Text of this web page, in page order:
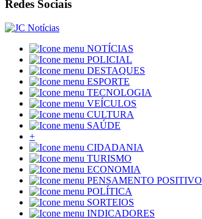
Redes Sociais
NOTÍCIAS
POLICIAL
DESTAQUES
ESPORTE
TECNOLOGIA
VEÍCULOS
CULTURA
SAÚDE
+
CIDADANIA
TURISMO
ECONOMIA
PENSAMENTO POSITIVO
POLÍTICA
SORTEIOS
INDICADORES